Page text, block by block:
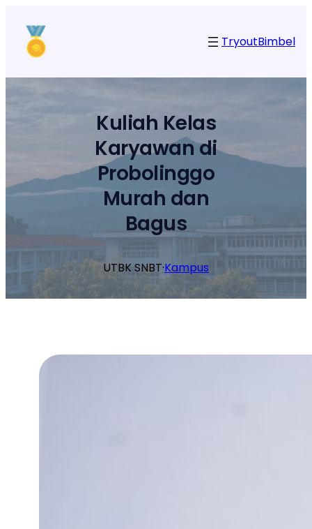
konten
TryoutBimbel
Kuliah Kelas
Karyawan di
Probolinggo
Murah dan
Bagus
UTBK SNBT·Kampus